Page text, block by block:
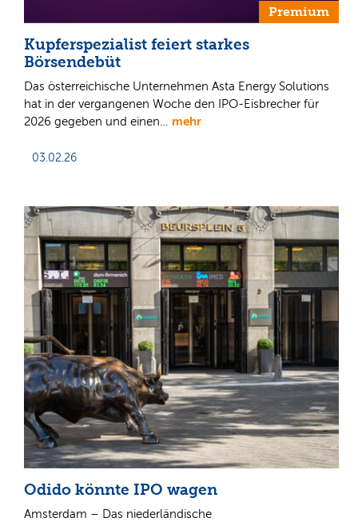
Premium
Kupferspezialist feiert starkes
Börsendebüt
Das österreichische Unternehmen Asta Energy Solutions
hat in der vergangenen Woche den IPO-Eisbrecher für
2026 gegeben und einen… mehr
03.02.26
Odido könnte IPO wagen
Amsterdam – Das niederländische